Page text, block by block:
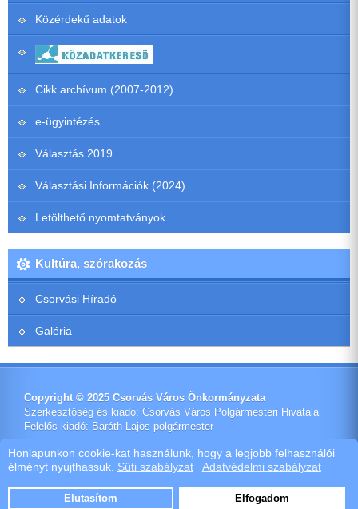
Honlapunkon cookie-kat használunk, hogy a legjobb felhasználói
élményt nyújthassuk. Süti szabályzat Adatvédelmi szabályzat
Elutasítom Elfogadom
Közérdekű adatok
Cikk archívum (2007-2012)
e-ügyintézés
Választás 2019
Választási Információk (2024)
Letölthető nyomtatványok
Kultúra, szórakozás
Csorvási Híradó
Galéria
Copyright © 2025 Csorvás Város Önkormányzata
Szerkesztőség és kiadó: Csorvás Város Polgármesteri Hivatala
Felelős kiadó: Baráth Lajos polgármester
Impresszum
Ötletes Megoldások Kft.
Webdeisign|Webhost
Szoftver értékesítés